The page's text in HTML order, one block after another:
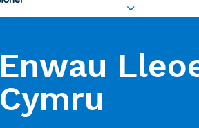
Enwau
Cymru